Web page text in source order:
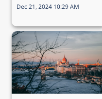
Dec 21, 2024 10:29 AM
Ταξίδι στην Βουδαπέστη
→ 4 ημέρες (ΠΣΚ) από
102€, αεροπορικά και
διαμονή